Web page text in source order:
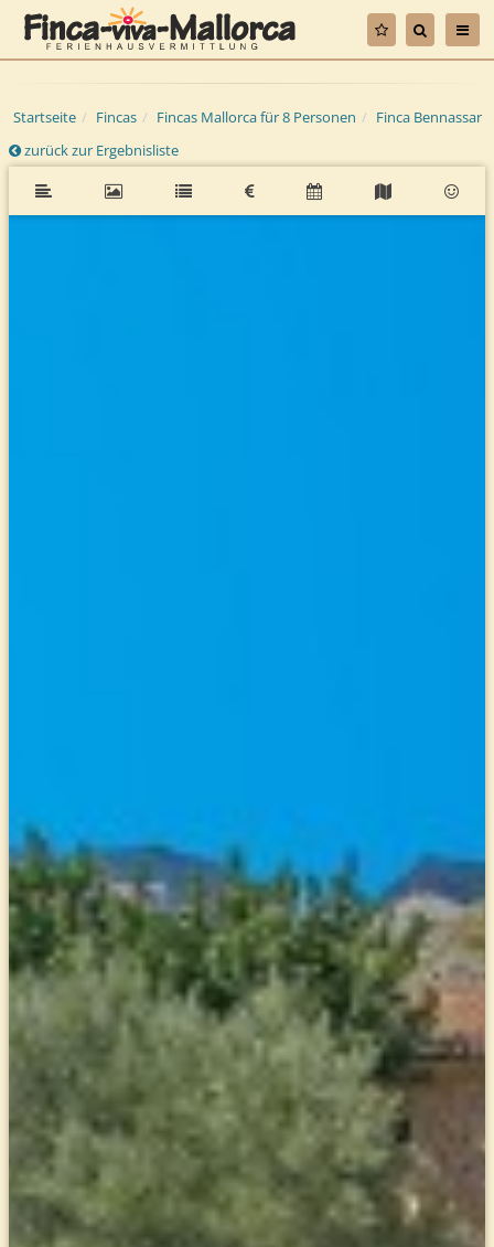
Startseite Fincas Fincas Mallorca für 8 Personen
Finca Bennassar
zurück zur Ergebnisliste